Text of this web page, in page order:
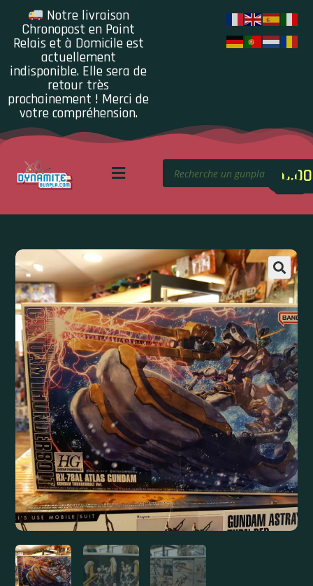
Notre livraison
Chronopost en Point
Relais et à Domicile est
actuellement
indisponible. Elle sera de
retour très
prochainement ! Merci de
votre compréhension.
0.00